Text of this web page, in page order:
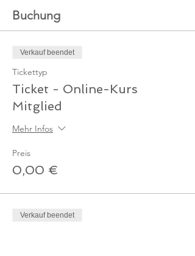
Buchung
Verkauf beendet
Tickettyp
Ticket - Online-Kurs
Mitglied
Mehr Infos
Preis
0,00 €
Verkauf beendet